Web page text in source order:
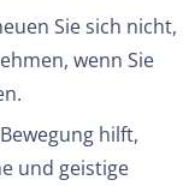
Sie sich nicht,
wenn Sie
hilft,
und geistige